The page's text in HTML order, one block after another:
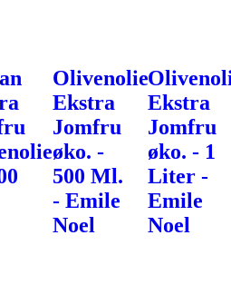
Olivenolie
Ekstra
Jomfru
øko. -
500 Ml.
- Emile
Noel
Ekstra
Jomfru
øko. - 1
Liter -
Emile
Noel